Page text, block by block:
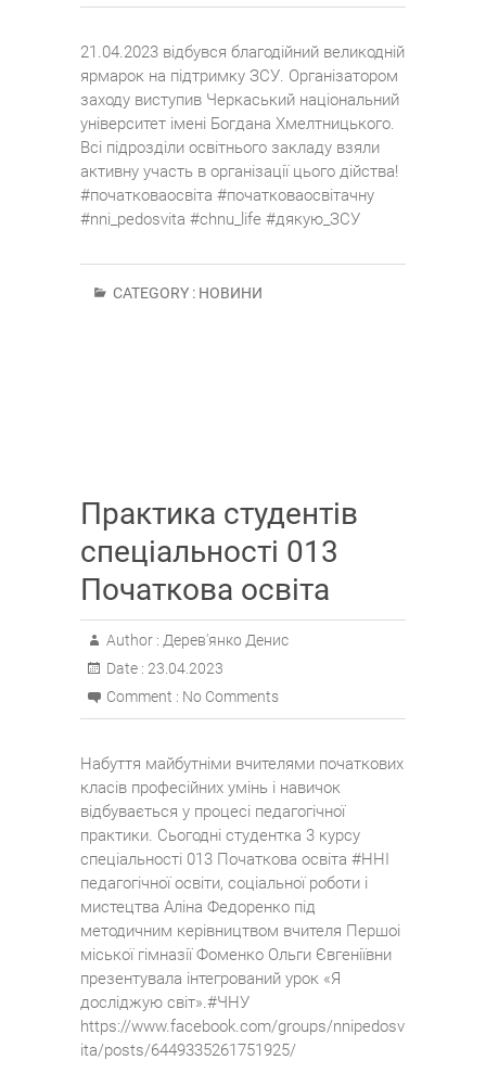
21.04.2023 відбувся благодійний великодній
ярмарок на підтримку ЗСУ. Організатором
заходу виступив Черкаський національний
університет імені Богдана Хмелтницького.
Всі підрозділи освітнього закладу взяли
активну участь в організації цього дійства!
#початковаосвіта #початковаосвітачну
#nni_pedosvita #chnu_life #дякую_ЗСУ
CATEGORY : НОВИНИ
Практика студентів
спеціальності 013
Початкова освіта
Author : Дерев'янко Денис
Date : 23.04.2023
Comment : No Comments
Набуття майбутніми вчителями початкових
класів професійних умінь і навичок
відбувається у процесі педагогічної
практики. Сьогодні студентка 3 курсу
спеціальності 013 Початкова освіта #ННІ
педагогічної освіти, соціальної роботи і
мистецтва Aліна Федоренко під
методичним керівництвом вчителя Першоі
міської гімназії Фоменко Ольги Євгеніївни
презентувала інтегрований урок «Я
досліджую світ».#ЧНУ
https://www.facebook.com/groups/nnipedosv
ita/posts/6449335261751925/